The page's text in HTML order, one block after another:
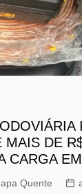
MAIS DE
CARGA
Quente